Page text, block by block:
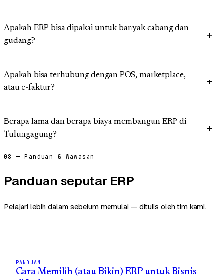
Apakah ERP bisa dipakai untuk banyak cabang dan
gudang?
Apakah bisa terhubung dengan POS, marketplace,
atau e-faktur?
Berapa lama dan berapa biaya membangun ERP di
Tulungagung?
08 — Panduan & Wawasan
Panduan seputar ERP
Pelajari lebih dalam sebelum memulai — ditulis oleh tim kami.
PANDUAN
Cara Memilih (atau Bikin) ERP untuk Bisnis